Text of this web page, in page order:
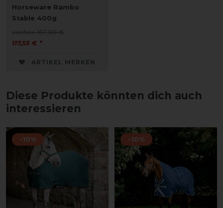
Horseware Rambo
Stable 400g
vorher 167,90 €
117,55 € *
ARTIKEL MERKEN
Diese Produkte könnten dich auch
interessieren
-10% -10%